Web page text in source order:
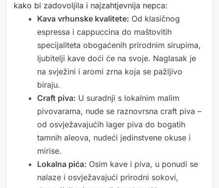
kako bi zadovoljila i najzahtjevnija nepca:
Kava vrhunske kvalitete: Od klasičnog
espressa i cappuccina do maštovitih
specijaliteta obogaćenih prirodnim sirupima,
ljubitelji kave doći će na svoje. Naglasak je
na svježini i aromi zrna koja se pažljivo
biraju.
Craft piva: U suradnji s lokalnim malim
pivovarama, nude se raznovrsna craft piva –
od osvježavajućih lager piva do bogatih
tamnih aleova, nudeći jedinstvene okuse i
mirise.
Lokalna pića: Osim kave i piva, u ponudi se
nalaze i osvježavajući prirodni sokovi,